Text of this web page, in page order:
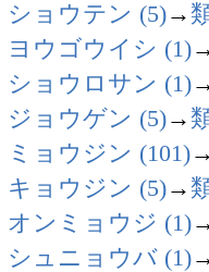
ショウテン (5)→
ヨウゴウイシ (1)
ショウロサン (1)
ジョウゲン (5)→
ミョウジン (101)
キョウジン (5)→
オンミョウジ (1)
シュニョウバ (1)